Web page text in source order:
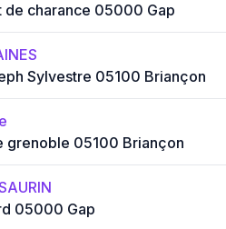
de charance 05000 Gap
Sylvestre 05100 Briançon
grenoble 05100 Briançon
05000 Gap